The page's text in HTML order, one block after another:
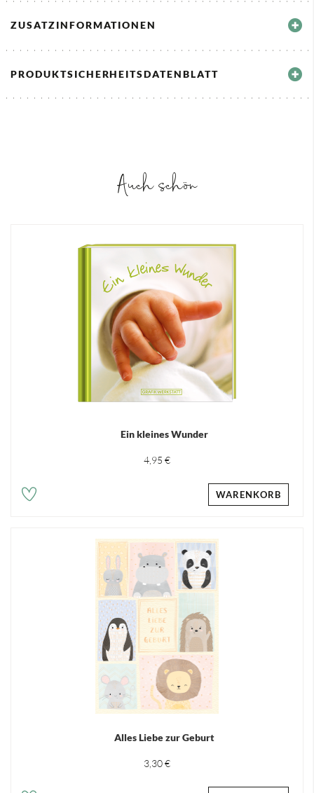
ZUSATZINFORMATIONEN
PRODUKTSICHERHEITSDATENBLATT
Auch schön
Ein kleines Wunder
4,95 €
WARENKORB
Alles Liebe zur Geburt
3,30 €